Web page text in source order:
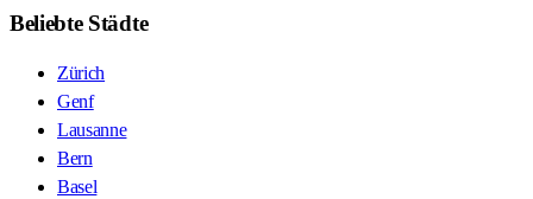
Beliebte Städte
Zürich
Genf
Lausanne
Bern
Basel